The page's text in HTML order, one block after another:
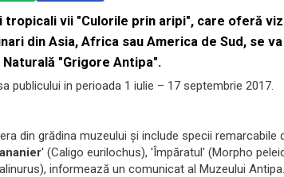
tropicali vii "Culorile prin aripi", care oferă
din Asia, Africa sau America de Sud, se
"Grigore Antipa".
publicului in perioada 1 iulie – 17 septembrie 2017.
din grădina muzeului şi include specii remarcabile
' (Caligo eurilochus), 'Împăratul' (Morpho
informează un comunicat al Muzeului Antipa.